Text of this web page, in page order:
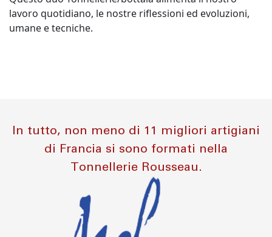
lavoro quotidiano, le nostre riflessioni ed evoluzioni,
umane e tecniche.
In tutto, non meno di 11 migliori artigiani
di Francia si sono formati nella
Tonnellerie Rousseau.